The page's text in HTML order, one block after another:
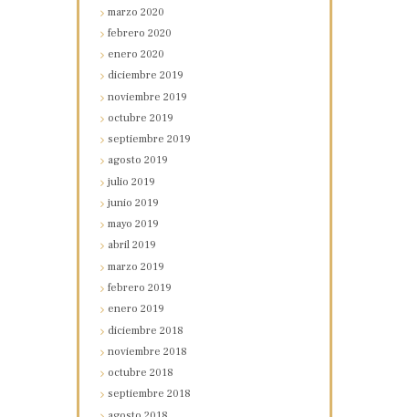
marzo2020
febrero2020
enero2020
diciembre2019
noviembre2019
octubre2019
septiembre2019
agosto2019
julio2019
junio2019
mayo2019
abril2019
marzo2019
febrero2019
enero2019
diciembre2018
noviembre2018
octubre2018
septiembre2018